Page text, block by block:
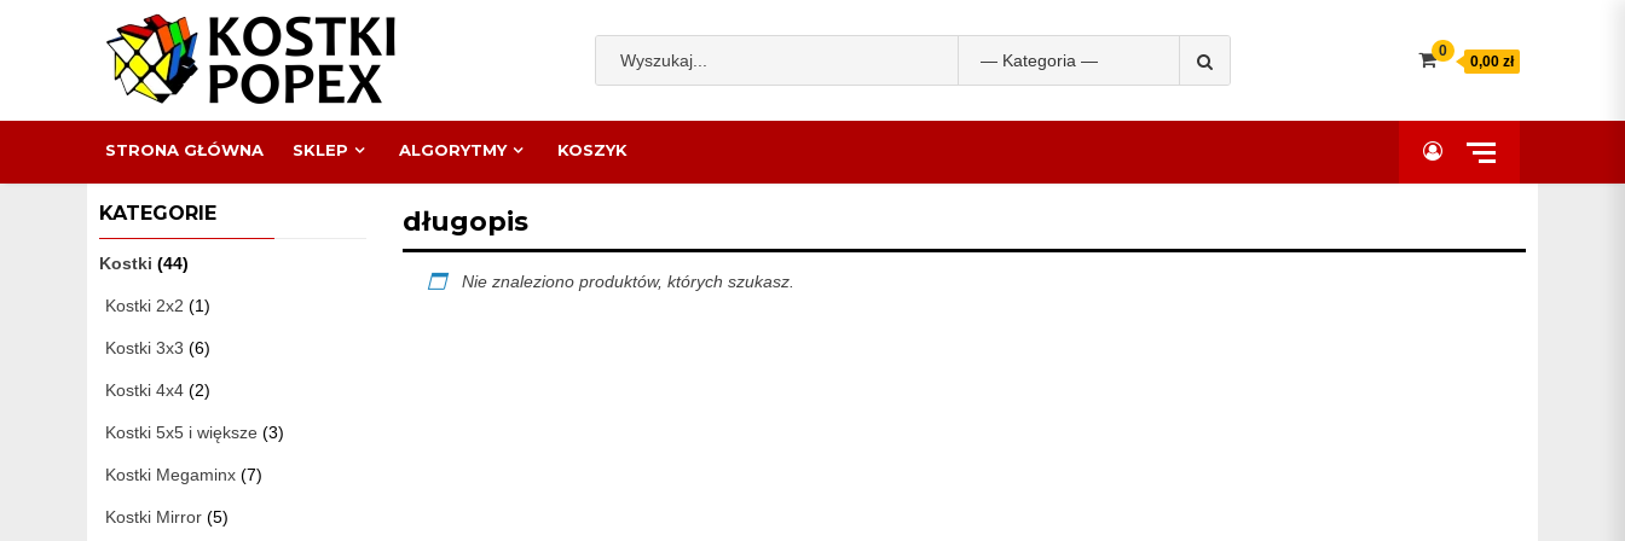
for:
0
0,00 zł
STRONA GŁÓWNA SKLEP ALGORYTMY KOSZYK
długopis
Nie znaleziono produktów, których szukasz.
KATEGORIE
Kostki (44)
Kostki 2x2 (1)
Kostki 3x3 (6)
Kostki 4x4 (2)
Kostki 5x5 i większe (3)
Kostki Megaminx (7)
Kostki Mirror (5)